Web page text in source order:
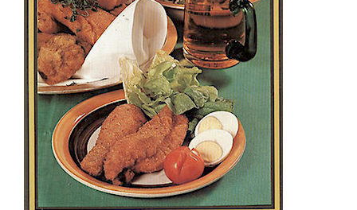
CONTACT